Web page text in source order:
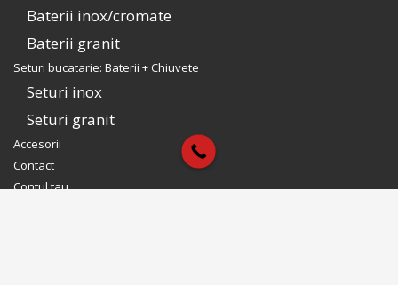
Baterii inox/cromate
Baterii granit
Seturi bucatarie: Baterii + Chiuvete
Seturi inox
Seturi granit
Accesorii
Contact
Contul tau